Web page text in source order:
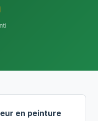
en peinture